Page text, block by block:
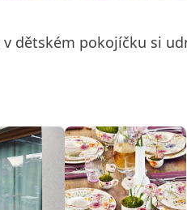
dětském pokojíčku si